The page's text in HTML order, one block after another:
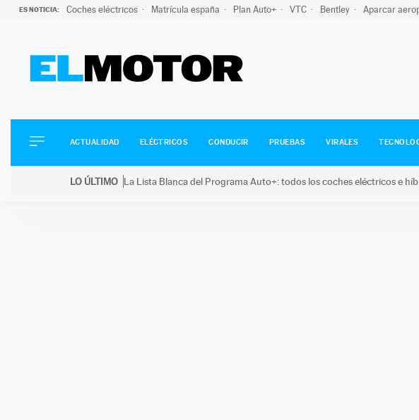
ES NOTICIA: Coches eléctricos Matrícula españa Plan Auto+ VTC Bentley Aparcar
ELÉCTRICOS
CONDUCIR
ACTUALIDAD ELÉCTRICOS CONDUCIR PRUEBAS VIRALES
LO ÚLTIMO La Lista Blanca del Programa Auto+: todos los coches eléctricos e